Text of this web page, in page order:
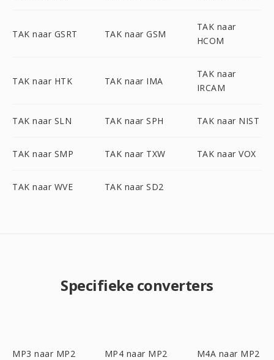
TAK naar GSRT TAK naar GSM
TAK naar
HCOM
TAK naar HTK TAK naar IMA
TAK naar
IRCAM
TAK naar SLN TAK naar SPH TAK naar NIST
TAK naar SMP TAK naar TXW TAK naar VOX
TAK naar WVE TAK naar SD2
Specifieke converters
MP3 naar MP2 MP4 naar MP2 M4A naar MP2